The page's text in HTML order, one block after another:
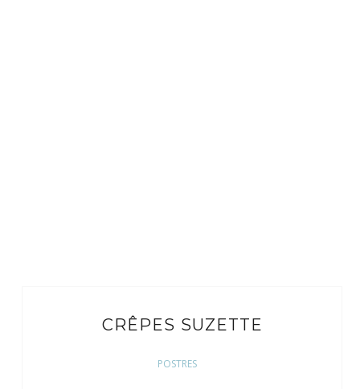
CRÊPES SUZETTE
POSTRES